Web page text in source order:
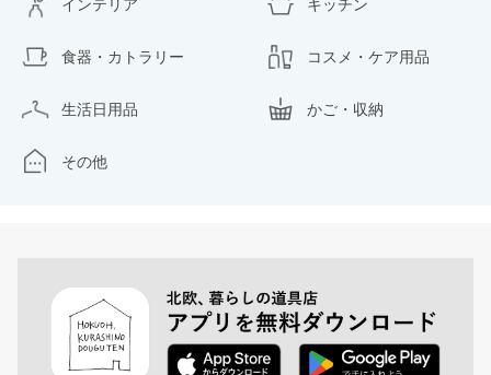
食器・カトラリー コスメ・ケア用品
生活日用品 かご・収納
その他